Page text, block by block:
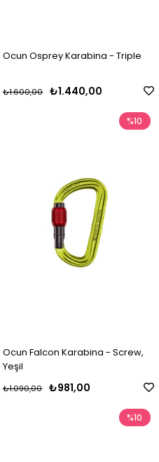
Ocun Osprey Karabina - Triple
₺1.440,00
₺1.600,00
Ocun Falcon Karabina - Screw,
Yeşil
₺981,00
₺1.090,00
%10
%10